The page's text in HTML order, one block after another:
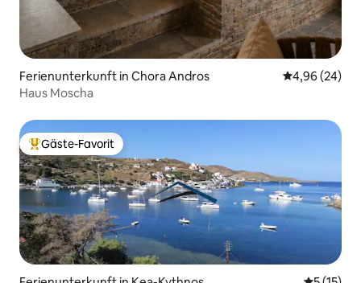
Ferienunterkunft in Chora Andros
4,96 (24)
Haus Moscha
Beliebter Gäste-Favorit.
Gäste-Favorit